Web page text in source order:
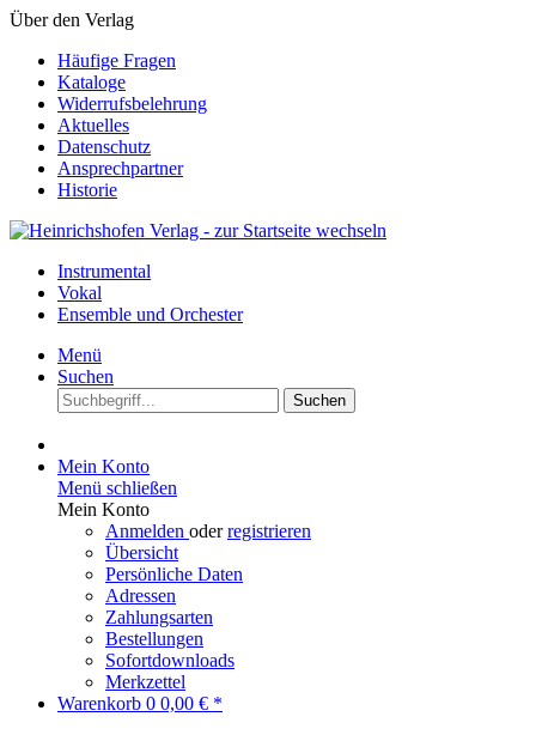
Über den Verlag
Häufige Fragen
Kataloge
Widerrufsbelehrung
Aktuelles
Datenschutz
Ansprechpartner
Historie
Instrumental
Vokal
Ensemble und Orchester
Menü
Suchen
Suchen
Mein Konto
Menü schließen
Mein Konto
Anmelden oderregistrieren
Übersicht
Persönliche Daten
Adressen
Zahlungsarten
Bestellungen
Sofortdownloads
Merkzettel
Warenkorb 0 0,00 € *